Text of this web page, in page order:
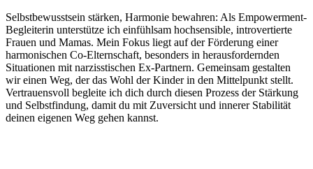
Selbstbewusstsein stärken, Harmonie bewahren: Als Empowerment-
Begleiterin unterstütze ich einfühlsam hochsensible, introvertierte
Frauen und Mamas. Mein Fokus liegt auf der Förderung einer
harmonischen Co-Elternschaft, besonders in herausfordernden
Situationen mit narzisstischen Ex-Partnern. Gemeinsam gestalten
wir einen Weg, der das Wohl der Kinder in den Mittelpunkt stellt.
Vertrauensvoll begleite ich dich durch diesen Prozess der Stärkung
und Selbstfindung, damit du mit Zuversicht und innerer Stabilität
deinen eigenen Weg gehen kannst.